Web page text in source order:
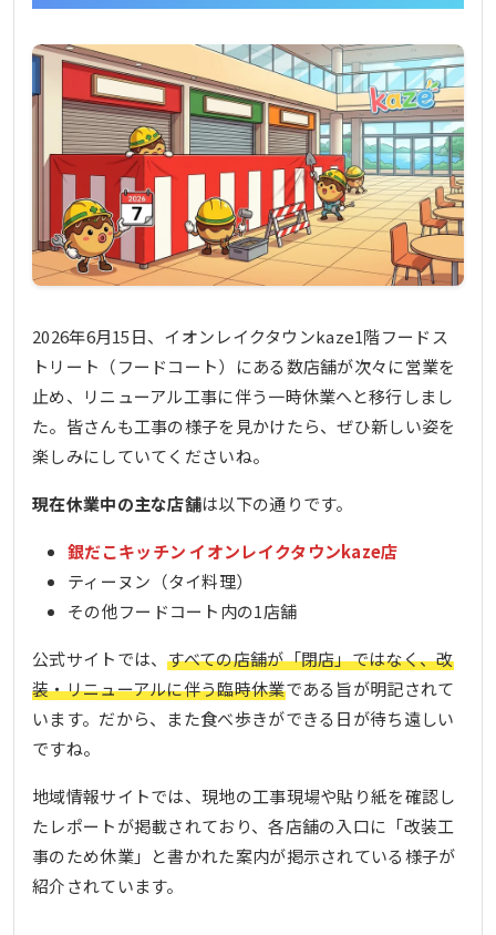
2026年6月15日、イオンレイクタウンkaze1階フードス
トリート（フードコート）にある数店舗が次々に営業を
止め、リニューアル工事に伴う一時休業へと移行しまし
た。皆さんも工事の様子を見かけたら、ぜひ新しい姿を
楽しみにしていてくださいね。
現在休業中の主な店舗は以下の通りです。
銀だこキッチン イオンレイクタウンkaze店
ティーヌン（タイ料理）
その他フードコート内の1店舗
公式サイトでは、すべての店舗が「閉店」ではなく、改
装・リニューアルに伴う臨時休業である旨が明記されて
います。だから、また食べ歩きができる日が待ち遠しい
ですね。
地域情報サイトでは、現地の工事現場や貼り紙を確認し
たレポートが掲載されており、各店舗の入口に「改装工
事のため休業」と書かれた案内が掲示されている様子が
紹介されています。